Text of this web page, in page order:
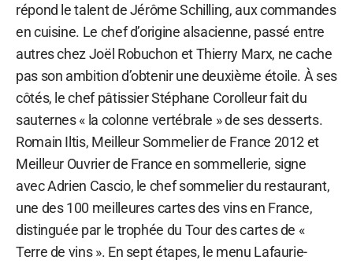
répond le talent de Jérôme Schilling, aux commandes
en cuisine. Le chef d’origine alsacienne, passé entre
autres chez Joël Robuchon et Thierry Marx, ne cache
pas son ambition d’obtenir une deuxième étoile. À ses
côtés, le chef pâtissier Stéphane Corolleur fait du
sauternes « la colonne vertébrale » de ses desserts.
Romain Iltis, Meilleur Sommelier de France 2012 et
Meilleur Ouvrier de France en sommellerie, signe
avec Adrien Cascio, le chef sommelier du restaurant,
une des 100 meilleures cartes des vins en France,
distinguée par le trophée du Tour des cartes de «
Terre de vins ». En sept étapes, le menu Lafaurie-